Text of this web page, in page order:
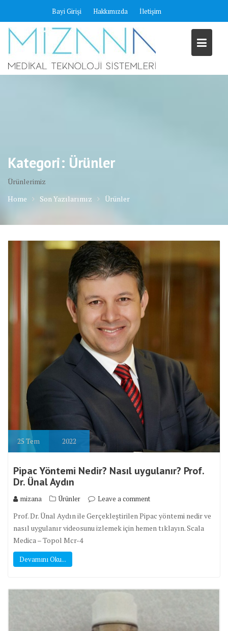
content
Bayi Girişi Hakkımızda İletişim
Kategori: Ürünler
Ürünlerimiz
Home
Son Yazılarımız Ürünler
25 Tem 2022
Pipac Yöntemi Nedir? Nasıl uygulanır? Prof.
Dr. Ünal Aydın
mizana Ürünler Leave a comment
Prof. Dr. Ünal Aydın ile Gerçekleştirilen Pipac yöntemi nedir ve
nasıl uygulanır videosunu izlemek için hemen tıklayın. Scala
Medica – Topol Mcr-4
Devamını Oku...